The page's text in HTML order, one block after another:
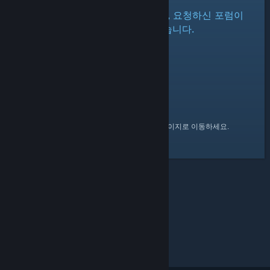
현재 이 포럼을 불러올 수 없거나, 요청하신 포럼이
존재하지 않는 것 같습니다.
를 클릭하여 Steam 커뮤니티 홈 페이지로 이동하세요.